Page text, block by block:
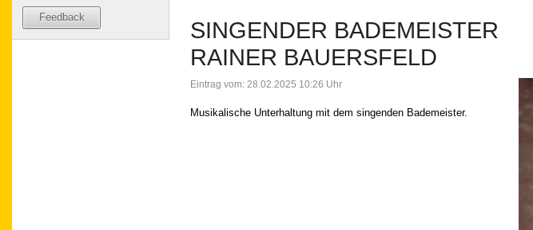
Feedback
SINGENDER BADEMEISTER
RAINER BAUERSFELD
Eintrag vom: 28.02.2025 10:26 Uhr
Musikalische Unterhaltung mit dem singenden Bademeister.